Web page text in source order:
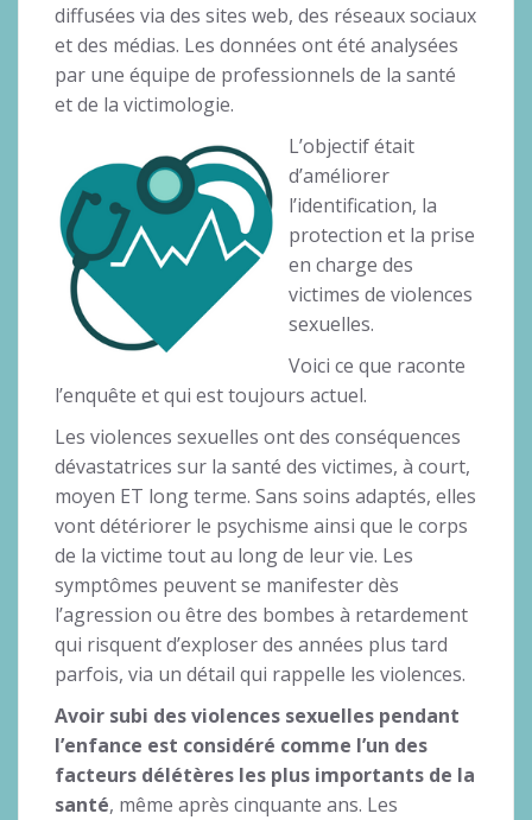
diffusées via des sites web, des réseaux sociaux
et des médias. Les données ont été analysées
par une équipe de professionnels de la santé
et de la victimologie.
L’objectif était
d’améliorer
l’identification, la
protection et la prise
en charge des
victimes de violences
sexuelles.
Voici ce que raconte
l’enquête et qui est toujours actuel.
Les violences sexuelles ont des conséquences
dévastatrices sur la santé des victimes, à court,
moyen ET long terme. Sans soins adaptés, elles
vont détériorer le psychisme ainsi que le corps
de la victime tout au long de leur vie. Les
symptômes peuvent se manifester dès
l’agression ou être des bombes à retardement
qui risquent d’exploser des années plus tard
parfois, via un détail qui rappelle les violences.
Avoir subi des violences sexuelles pendant
l’enfance est considéré comme l’un des
facteurs délétères les plus importants de la
santé, même après cinquante ans. Les